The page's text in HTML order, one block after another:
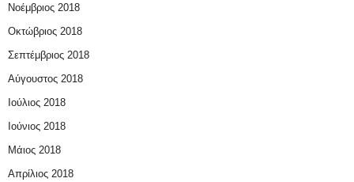
Νοέμβριος 2018
Οκτώβριος 2018
Σεπτέμβριος 2018
Αύγουστος 2018
Ιούλιος 2018
Ιούνιος 2018
Μάιος 2018
Απρίλιος 2018